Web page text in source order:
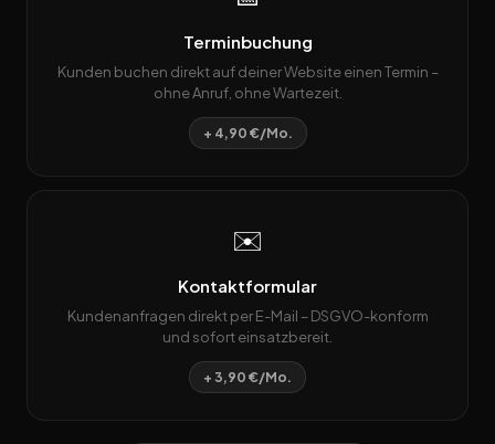
Terminbuchung
Kunden buchen direkt auf deiner Website einen Termin –
ohne Anruf, ohne Wartezeit.
+ 4,90 €/Mo.
✉️
Kontaktformular
Kundenanfragen direkt per E-Mail – DSGVO-konform
und sofort einsatzbereit.
+ 3,90 €/Mo.